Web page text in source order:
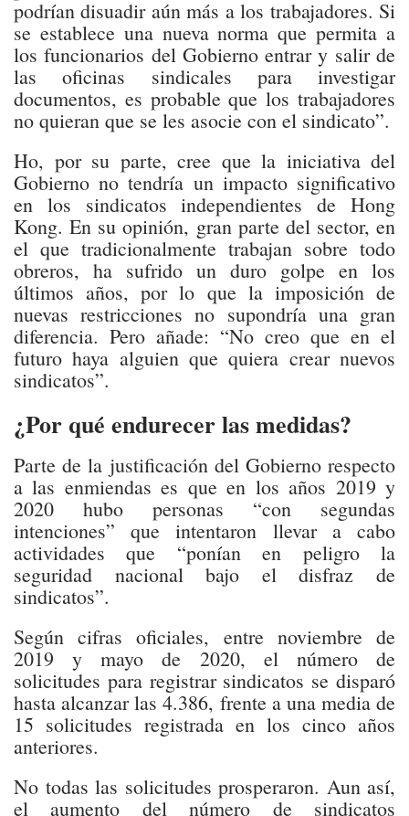
podrían disuadir aún más a los trabajadores. Si
se establece una nueva norma que permita a
los funcionarios del Gobierno entrar y salir de
las oficinas sindicales para investigar
documentos, es probable que los trabajadores
no quieran que se les asocie con el sindicato”.
Ho, por su parte, cree que la iniciativa del
Gobierno no tendría un impacto significativo
en los sindicatos independientes de Hong
Kong. En su opinión, gran parte del sector, en
el que tradicionalmente trabajan sobre todo
obreros, ha sufrido un duro golpe en los
últimos años, por lo que la imposición de
nuevas restricciones no supondría una gran
diferencia. Pero añade: “No creo que en el
futuro haya alguien que quiera crear nuevos
sindicatos”.
¿Por qué endurecer las medidas?
Parte de la justificación del Gobierno respecto
a las enmiendas es que en los años 2019 y
2020 hubo personas “con segundas
intenciones” que intentaron llevar a cabo
actividades que “ponían en peligro la
seguridad nacional bajo el disfraz de
sindicatos”.
Según cifras oficiales, entre noviembre de
2019 y mayo de 2020, el número de
solicitudes para registrar sindicatos se disparó
hasta alcanzar las 4.386, frente a una media de
15 solicitudes registrada en los cinco años
anteriores.
No todas las solicitudes prosperaron. Aun así,
el aumento del número de sindicatos